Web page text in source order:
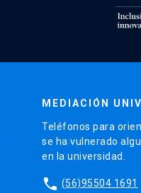
MEDIACIÓN
Teléfonos para
se ha vulnerado
en la universidad.
phone (56)95504 1691